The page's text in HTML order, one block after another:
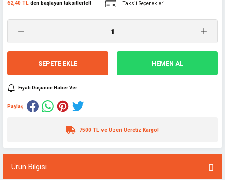
62,40 TL den başlayan taksitlerle!! Taksit Seçenekleri
SEPETE EKLE HEMEN AL
Fiyatı Düşünce Haber Ver
Paylaş
7500 TL ve Üzeri Ücretiz Kargo!
Ürün Bilgisi